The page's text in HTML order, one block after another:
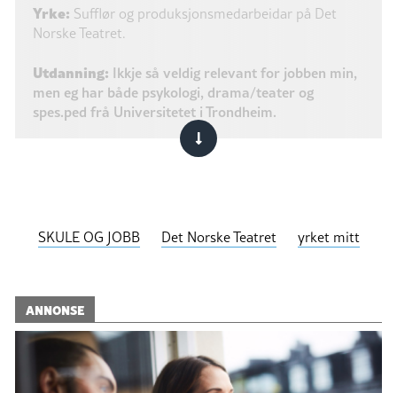
Yrke: Sufflør og produksjonsmedarbeidar på Det
Norske Teatret.
Utdanning: Ikkje så veldig relevant for jobben min,
men eg har både psykologi, drama/teater og
spes.ped frå Universitetet i Trondheim.
SKULE OG JOBB Det Norske Teatret yrket mitt
ANNONSE